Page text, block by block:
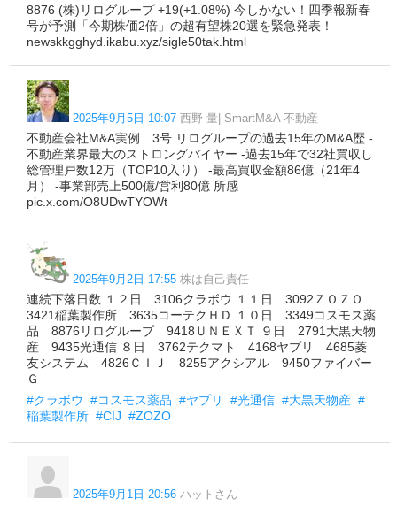
8876 (株)リログループ +19(+1.08%) 今しかない！四季報新春
号が予測「今期株価2倍」の超有望株20選を緊急発表！
newskkgghyd.ikabu.xyz/sigle50tak.html
2025年9月5日 10:07 西野 量| SmartM&A 不動産
不動産会社M&A実例 3号 リログループの過去15年のM&A歴 -
不動産業界最大のストロングバイヤー -過去15年で32社買収し
総管理戸数12万（TOP10入り） -最高買収金額86億（21年4
月） -事業部売上500億/営利80億 所感
pic.x.com/O8UDwTYOWt
2025年9月2日 17:55 株は自己責任
連続下落日数 １２日 3106クラボウ １１日 3092ＺＯＺＯ
3421稲葉製作所 3635コーテクＨＤ １０日 3349コスモス薬
品 8876リログループ 9418ＵＮＥＸＴ ９日 2791大黒天物
産 9435光通信 ８日 3762テクマト 4168ヤプリ 4685菱
友システム 4826ＣＩＪ 8255アクシアル 9450ファイバー
Ｇ
#クラボウ
#コスモス薬品 #ヤプリ #光通信 #大黒天物産 #
稲葉製作所 #CIJ #ZOZO
2025年9月1日 20:56 ハットさん